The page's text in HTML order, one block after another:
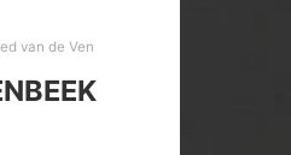
van de Ven